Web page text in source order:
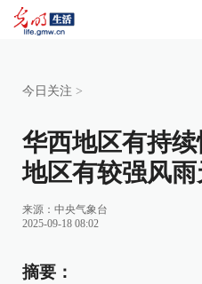
今日关注 >
华西地区有持
地区有较强风
来源：中央气象台
2025-09-18 08:02
摘要：